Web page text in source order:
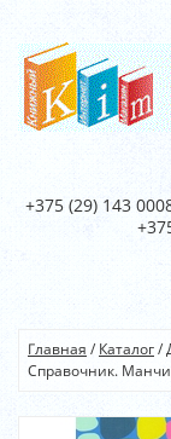
+375 (29) 143
Главная /Каталог/
Справочник.